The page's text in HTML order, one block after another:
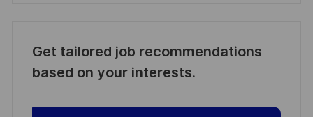
Get tailored job recommendations
based on your interests.